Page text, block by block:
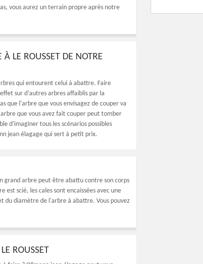
vous aurez un terrain propre après notre
LE ROUSSET DE NOTRE
qui entourent celui à abattre. Faire
sur d’autres arbres affaiblis par la
que l'arbre que vous envisagez de couper va
que vous avez fait couper peut tomber
d'imaginer tous les scénarios possibles
jean élagage qui sert à petit prix.
grand arbre peut être abattu contre son corps
scié, les cales sont encaissées avec une
du diamètre de l'arbre à abattre. Vous pouvez
ROUSSET